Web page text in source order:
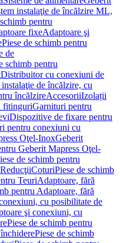
instalaţie de încălzire ML,
pentru
fixeAdaptoare şi
Piese de schimb pentru
de
schimb pentru
Distribuitor cu conexiuni de
de încălzire, cu
încălzireAccesoriiIzolații
fitinguriGarnituri pentru
Dispozitive de fixare pentru
pentru conexiuni cu
Oţel-InoxGeberit
Geberit Mapress Oţel-
de schimb pentru
CoturiPiese de schimb
TeuriAdaptoare, fără
pentru Adaptoare, fără
cu posibilitate de
şi conexiuni, cu
Piese de schimb pentru
Piese de schimb